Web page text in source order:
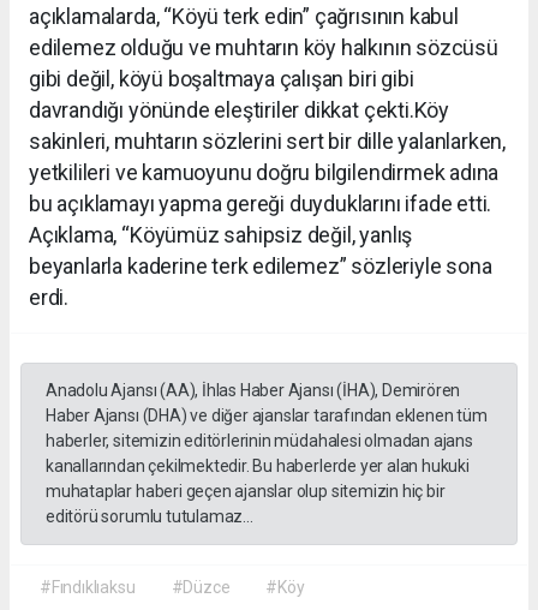
açıklamalarda, “Köyü terk edin” çağrısının kabul
edilemez olduğu ve muhtarın köy halkının sözcüsü
gibi değil, köyü boşaltmaya çalışan biri gibi
davrandığı yönünde eleştiriler dikkat çekti.Köy
sakinleri, muhtarın sözlerini sert bir dille yalanlarken,
yetkilileri ve kamuoyunu doğru bilgilendirmek adına
bu açıklamayı yapma gereği duyduklarını ifade etti.
Açıklama, “Köyümüz sahipsiz değil, yanlış
beyanlarla kaderine terk edilemez” sözleriyle sona
erdi.
Anadolu Ajansı (AA), İhlas Haber Ajansı (İHA), Demirören
Haber Ajansı (DHA) ve diğer ajanslar tarafından eklenen tüm
haberler, sitemizin editörlerinin müdahalesi olmadan ajans
kanallarından çekilmektedir. Bu haberlerde yer alan hukuki
muhataplar haberi geçen ajanslar olup sitemizin hiç bir
editörü sorumlu tutulamaz...
#Fındıklıaksu #Düzce #Köy